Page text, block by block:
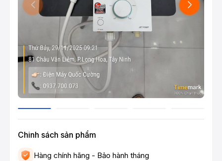
Chinh sách sản phẩm
Hàng chính hãng - Bảo hành tháng